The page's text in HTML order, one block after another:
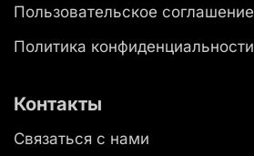
Пользовательское соглашение
Политика конфиденциальности
Контакты
Связаться с нами